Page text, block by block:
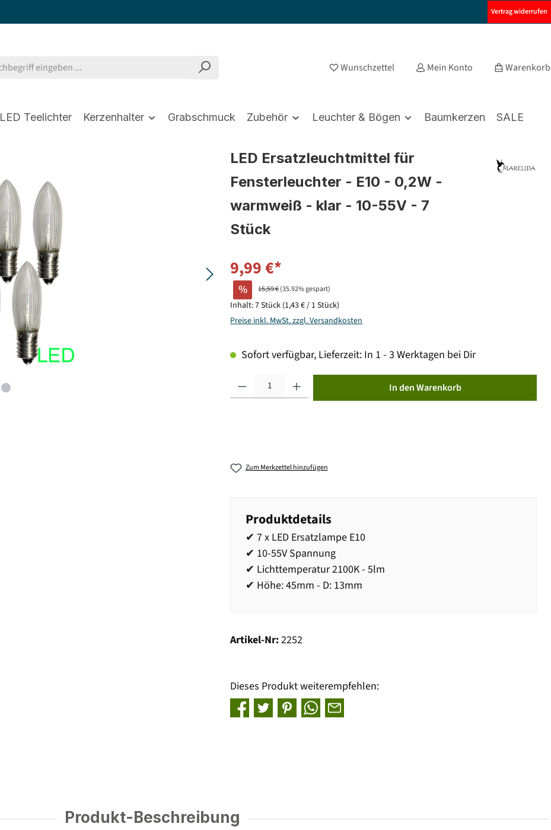
Vertrag widerrufen
Wunschzettel Mein Konto Warenkorb
LED Teelichter Kerzenhalter Grabschmuck Zubehör Leuchter & Bögen Baumkerzen SALE
LED Ersatzleuchtmittel für
Fensterleuchter - E10 - 0,2W -
warmweiß - klar - 10-55V - 7
Stück
9,99 €*
% 15,59 €(35.92% gespart)
Inhalt:7 Stück (1,43 € / 1 Stück)
Preise inkl. MwSt. zzgl. Versandkosten
Sofort verfügbar, Lieferzeit: In 1 - 3 Werktagen bei Dir
In den Warenkorb
Zum Merkzettel hinzufügen
Produktdetails
✔ 7 x LED Ersatzlampe E10
✔ 10-55V Spannung
✔ Lichttemperatur 2100K - 5lm
✔ Höhe: 45mm - D: 13mm
Artikel-Nr:2252
Dieses Produkt weiterempfehlen:
Produkt-Beschreibung